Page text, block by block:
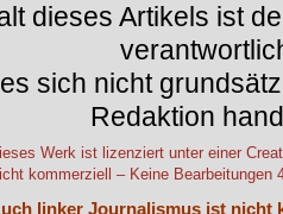
dieses Artikels ist
sich nicht
Redaktion
Werk ist lizenziert unter einer
kommerziell – Keine Bearbeitungen
linker Journalismus ist nicht